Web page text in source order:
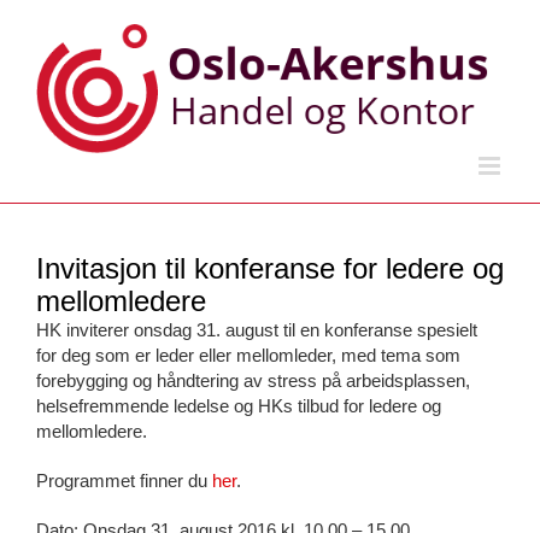
content
Invitasjon til konferanse for ledere og
mellomledere
HK inviterer onsdag 31. august til en konferanse spesielt
for deg som er leder eller mellomleder, med tema som
forebygging og håndtering av stress på arbeidsplassen,
helsefremmende ledelse og HKs tilbud for ledere og
mellomledere.
Programmet finner du her.